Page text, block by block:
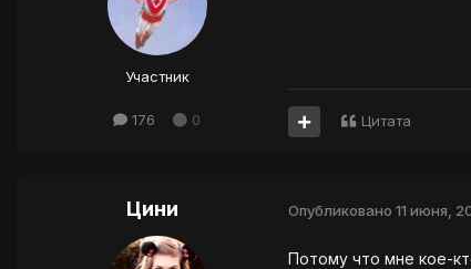
Участник
176 0 Цитата
Цини Опубликовано 11 июня,
Потому что мне кое-